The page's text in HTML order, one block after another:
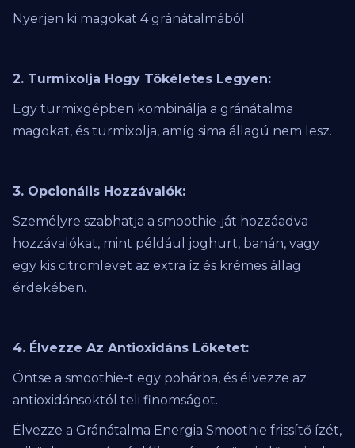
Nyerjen ki magokat 4 gránátalmából.
2. Turmixolja Hogy Tökéletes Legyen:
Egy turmixgépben kombinálja a gránátalma
magokat, és turmixolja, amíg sima állagú nem lesz.
3. Opcionális Hozzávalók:
Személyre szabhatja a smoothie-ját hozzáadva
hozzávalókat, mint például joghurt, banán, vagy
egy kis citromlevet az extra íz és krémes állag
érdekében.
4. Élvezze Az Antioxidáns Löketet:
Öntse a smoothie-t egy pohárba, és élvezze az
antioxidánsoktól teli finomságot.
Élvezze a Gránátalma Energia Smoothie frissítő ízét,